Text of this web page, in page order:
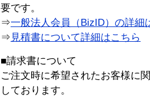
要です。
⇒一般法人会員（BizID）の詳細
⇒ 見積書について詳細はこちら
■請求書について
ご注文時に希望されたお客様に
しております。